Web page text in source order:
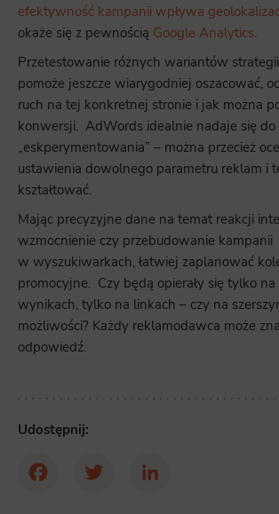
efektywność kampanii wpływa
okaże się z pewnością Google Analytics.
Przetestowanie różnych wariantów
pomoże jeszcze wiarygodniej oszacować,
ruch na tej konkretnej stronie i jak można
konwersji. AdWords idealnie nadaje się do
„eskperymentowania” – można przecież
ustawienia dowolnego parametru reklam i
kształtować.
Mając precyzyjne dane na temat reakcji
wzmocnienie czy przebudowanie kampanii
w wyszukiwarkach, łatwiej zaplanować
promocyjne. Czy będą opierały się tylko
wynikach, tylko na linkach – czy na
możliwości? Każdy reklamodawca może
odpowiedź.
Udostępnij:
FacebookTwitter LinkedIn